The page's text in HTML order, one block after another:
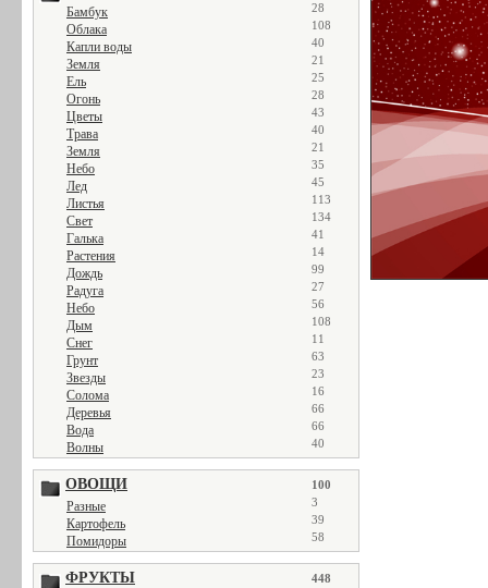
Бамбук 28
Облака 108
Капли воды 40
Земля 21
Ель 25
Огонь 28
Цветы 43
Трава 40
Земля 21
Небо 35
Лед 45
Листья 113
Свет 134
Галька 41
Растения 14
Дождь 99
Радуга 27
Небо 56
Дым 108
Снег 11
Грунт 63
Звезды 23
Солома 16
Деревья 66
Вода 66
Волны 40
ОВОЩИ 100
Разные 3
Картофель 39
Помидоры 58
ФРУКТЫ 448